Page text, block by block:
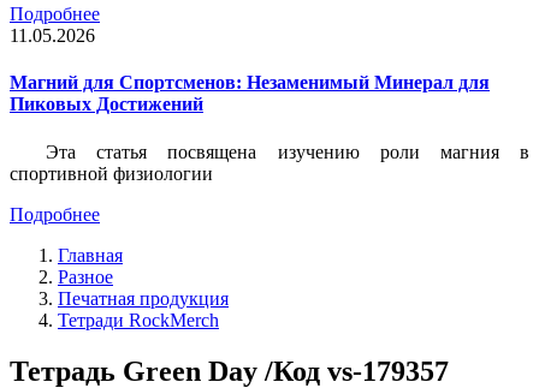
Подробнее
11.05.2026
Магний для Спортсменов: Незаменимый Минерал для
Пиковых Достижений
Эта статья посвящена изучению роли магния в
спортивной физиологии
Подробнее
Главная
Разное
Печатная продукция
Тетради RockMerch
Тетрадь Green Day /Код vs-179357